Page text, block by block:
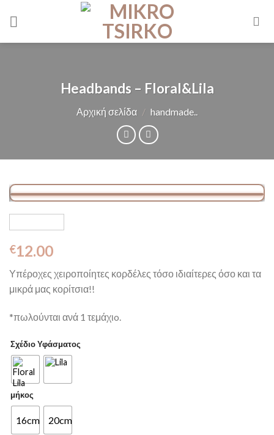
Headbands – Floral&Lila
Αρχική σελίδα / handmade..
€12.00
Υπέροχες χειροποίητες κορδέλες τόσο ιδιαίτερες όσο και τα
μικρά μας κορίτσια!!
*πωλούνται ανά 1 τεμάχιo.
Σχέδιο Υφάσματος
μήκος
16cm 20cm